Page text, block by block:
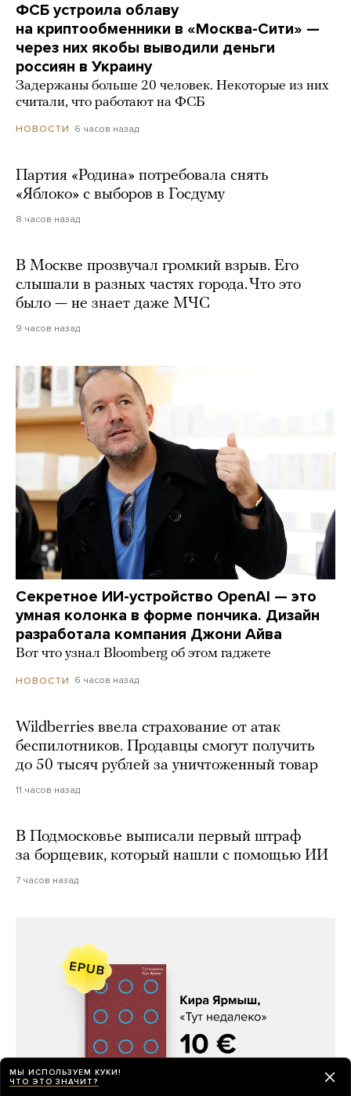
ФСБ устроила облаву
на криптообменники в «Москва-Сити» —
через них якобы выводили деньги
россиян в Украину
Задержаны больше 20 человек. Некоторые из них
считали, что работают на ФСБ
НОВОСТИ 6 часов назад
Партия «Родина» потребовала снять
«Яблоко» с выборов в Госдуму
8 часов назад
В Москве прозвучал громкий взрыв. Его
слышали в разных частях города. Что это
было — не знает даже МЧС
9 часов назад
Секретное ИИ-устройство OpenAI — это
умная колонка в форме пончика. Дизайн
разработала компания Джони Айва
Вот что узнал Bloomberg об этом гаджете
НОВОСТИ 6 часов назад
Wildberries ввела страхование от атак
беспилотников. Продавцы смогут получить
до 50 тысяч рублей за уничтоженный товар
11 часов назад
В Подмосковье выписали первый штраф
за борщевик, который нашли с помощью ИИ
7 часов назад
МЫ ИСПОЛЬЗУЕМ КУКИ!
ЧТО ЭТО ЗНАЧИТ?